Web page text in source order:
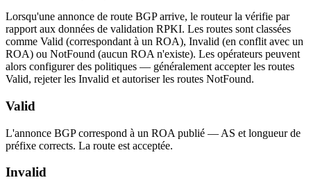
Lorsqu'une annonce de route BGP arrive, le routeur la vérifie par
rapport aux données de validation RPKI. Les routes sont classées
comme Valid (correspondant à un ROA), Invalid (en conflit avec un
ROA) ou NotFound (aucun ROA n'existe). Les opérateurs peuvent
alors configurer des politiques — généralement accepter les routes
Valid, rejeter les Invalid et autoriser les routes NotFound.
Valid
L'annonce BGP correspond à un ROA publié — AS et longueur de
préfixe corrects. La route est acceptée.
Invalid